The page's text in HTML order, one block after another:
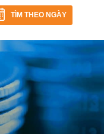
TÌM THEO NGÀY